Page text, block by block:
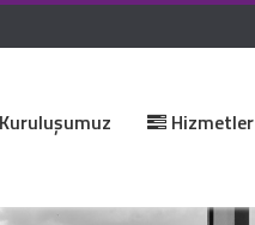
Kuruluşumuz Hizmetler